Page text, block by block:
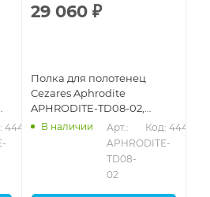
44427
29 060 ₽
Полка для полотенец
Cezares Aphrodite
APHRODITE-TD08-02,
бронза
В наличии
Арт.:
APHRODITE-
TD08-
02
Код: 44426